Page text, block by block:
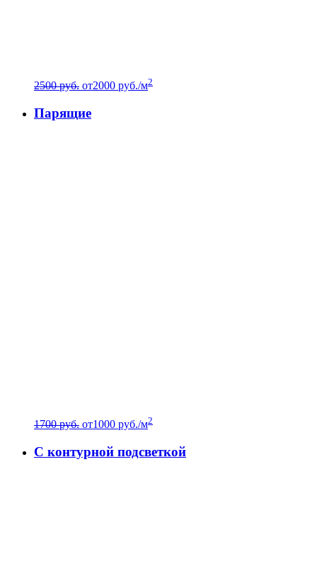
2500 руб. от2000 руб./м2
Парящие
1700 руб. от1000 руб./м2
C контурной подсветкой